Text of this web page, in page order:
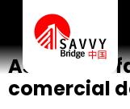
Feria
Asiste a la
comercial